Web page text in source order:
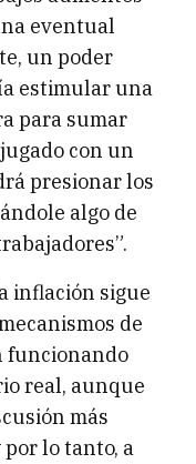
eventual
un poder
estimular una
para sumar
con un
presionar los
algo de
inflación sigue
de
funcionando
real, aunque
más
lo tanto, a